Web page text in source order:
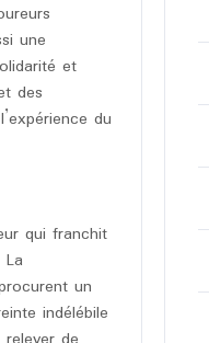
une
et
des
du
qui franchit
un
indélébile